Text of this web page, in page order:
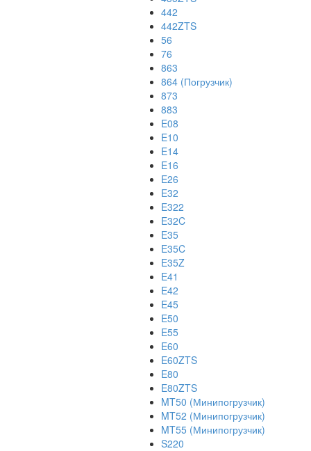
442
442ZTS
56
76
863
864 (Погрузчик)
873
883
E08
E10
E14
E16
E26
E32
E322
E32C
E35
E35C
E35Z
E41
E42
E45
E50
E55
E60
E60ZTS
E80
E80ZTS
MT50 (Минипогрузчик)
MT52 (Минипогрузчик)
MT55 (Минипогрузчик)
S220